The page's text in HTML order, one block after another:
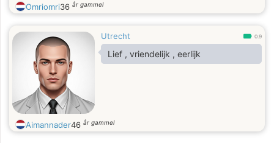
Omriomri36 år gammel
Utrecht 0.9
Lief , vriendelijk , eerlijk
Aimannader46 år gammel